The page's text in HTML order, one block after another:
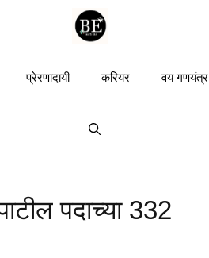
प्रेरणादायी करियर वय गणयंत्र
पदाच्या 332